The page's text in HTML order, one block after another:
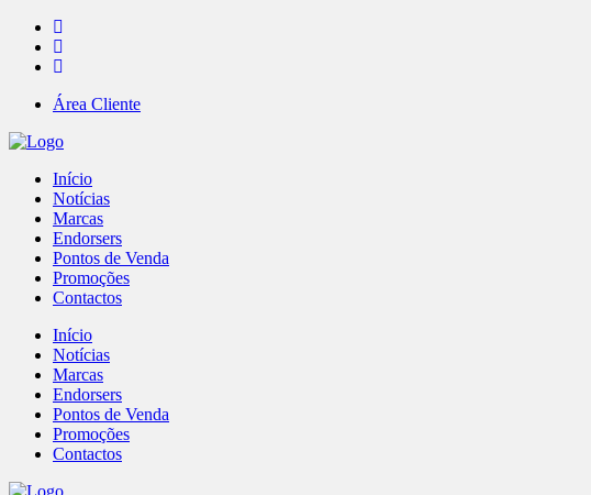
Área Cliente
Início
Notícias
Marcas
Endorsers
Pontos de Venda
Promoções
Contactos
Início
Notícias
Marcas
Endorsers
Pontos de Venda
Promoções
Contactos